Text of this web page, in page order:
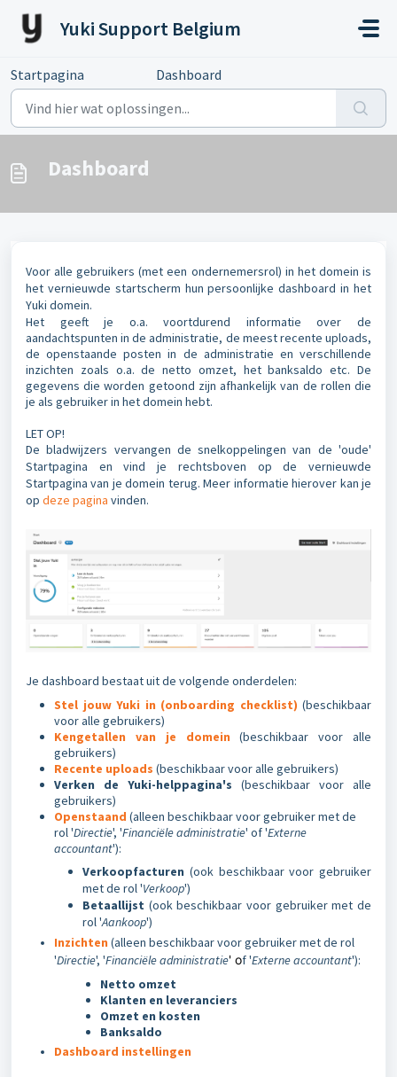
Yuki Support Belgium
Startpagina Dashboard
Dashboard
Voor alle gebruikers (met een ondernemersrol) in het domein is
het vernieuwde startscherm hun persoonlijke dashboard in het
Yuki domein.
Het geeft je o.a. voortdurend informatie over de
aandachtspunten in de administratie, de meest recente uploads,
de openstaande posten in de administratie en verschillende
inzichten zoals o.a. de netto omzet, het banksaldo etc. De
gegevens die worden getoond zijn afhankelijk van de rollen die
je als gebruiker in het domein hebt.
LET OP!
De bladwijzers vervangen de snelkoppelingen van de 'oude'
Startpagina en vind je rechtsboven op de vernieuwde
Startpagina van je domein terug. Meer informatie hierover kan je
op deze pagina vinden.
Je dashboard bestaat uit de volgende onderdelen:
Stel jouw Yuki in (onboarding checklist) (beschikbaar
voor alle gebruikers)
Kengetallen van je domein (beschikbaar voor alle
gebruikers)
Recente uploads (beschikbaar voor alle gebruikers)
Verken de Yuki-helppagina's (beschikbaar voor alle
gebruikers)
Openstaand (alleen beschikbaar voor gebruiker met de
rol 'Directie', 'Financiële administratie' of 'Externe
accountant'):
Verkoopfacturen (ook beschikbaar voor gebruiker
met de rol 'Verkoop')
Betaallijst (ook beschikbaar voor gebruiker met de
rol 'Aankoop')
Inzichten (alleen beschikbaar voor gebruiker met de rol
'Directie', 'Financiële administratie' of 'Externe accountant'):
Netto omzet
Klanten en leveranciers
Omzet en kosten
Banksaldo
Dashboard instellingen